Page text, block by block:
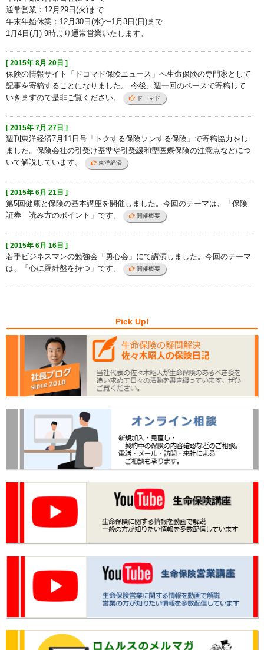
通常営業：12月29日(火)まで
年末年始休業：12月30日(水)〜1月3日(日)まで
1月4日(月) 9時より通常営業いたします。
[ 2015年 8月 20日 ]
保険の情報サイト「ドコマド保険ニュース」へ生命保険の専門家として
記事を寄稿することになりました。 今後、週一回のペースで寄稿して
いきますので是非ご覧ください。
ドコマド
[ 2015年 7月 27日 ]
週刊東洋経済7月11日号「トクする保険ソンする保険」で寄稿協力をし
ました。保険会社の引受け基準や引受緩和型医療保険の注意点などにつ
いて解説しています。
東洋経済
[ 2015年 6月 21日 ]
第5回健康と保険の基本講座を開催しました。今回のテーマは、「保険
証券 読み方のポイント」です。
開催概要
[ 2015年 6月 16日 ]
若手ビジネスマンの勉強会「勇心会」にて講演しました。今回のテーマ
は、「心に羅針盤を持つ」です。
開催概要
Pick Up!